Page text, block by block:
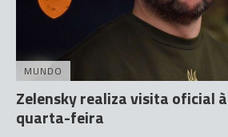
MUNDO
Zelensky realiza visita oficial
quarta-feira